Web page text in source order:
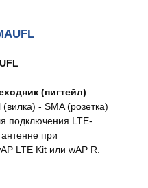
(пигтейл)
(вилка) - SMA (розетка)
подключения LTE-
при
LTE Kit или wAP R.